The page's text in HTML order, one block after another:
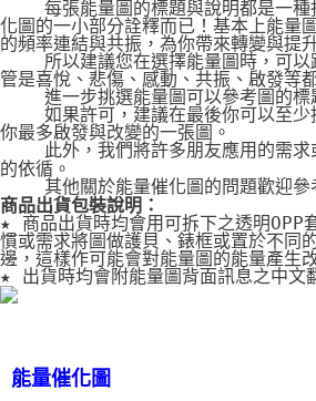
每張能量圖的標題與說明都是一
化圖的一小部分詮釋而已！基本上能量
的頻率連結與共振，為你帶來轉變與提
所以建議您在選擇能量圖時，可
管是喜悅、悲傷、感動、共振、啟發等
進一步挑選能量圖可以參考圖的標
如果許可，建議在最後你可以至少
你最多啟發與改變的一張圖。
此外，我們將許多朋友應用的需求
的依循。
其他關於能量催化圖的問題歡迎參
商品出貨包裝說明：
★ 商品出貨時均會用可拆下之透明OPP
慣或需求將圖做護貝、錶框或置於不同
邊，這樣作可能會對能量圖的能量產生
★ 出貨時均會附能量圖背面訊息之中文
能量催化圖